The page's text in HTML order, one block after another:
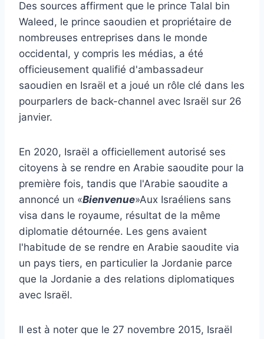
Des sources affirment que le prince Talal bin
Waleed, le prince saoudien et propriétaire de
nombreuses entreprises dans le monde
occidental, y compris les médias, a été
officieusement qualifié d'ambassadeur
saoudien en Israël et a joué un rôle clé dans les
pourparlers de back-channel avec Israël sur 26
janvier.
En 2020, Israël a officiellement autorisé ses
citoyens à se rendre en Arabie saoudite pour la
première fois, tandis que l'Arabie saoudite a
annoncé un «Bienvenue»Aux Israéliens sans
visa dans le royaume, résultat de la même
diplomatie détournée. Les gens avaient
l'habitude de se rendre en Arabie saoudite via
un pays tiers, en particulier la Jordanie parce
que la Jordanie a des relations diplomatiques
avec Israël.
Il est à noter que le 27 novembre 2015, Israël